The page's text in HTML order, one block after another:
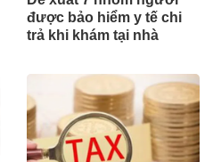
được bảo hiểm y tế chi
trả khi khám tại nhà